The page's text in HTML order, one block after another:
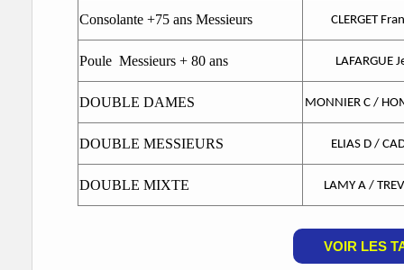
Consolante +75 ans Messieurs CLERGET
Poule Messieurs + 80 ans LAFARGUE
DOUBLE DAMES MONNIER C /
DOUBLE MESSIEURS ELIAS D /
DOUBLE MIXTE LAMY A /
VOIR LES